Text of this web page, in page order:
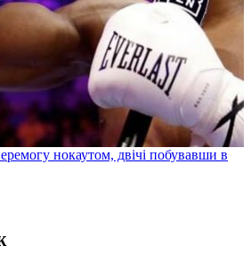
нокаутом, двічі побувавши в